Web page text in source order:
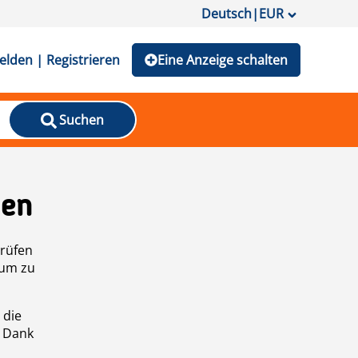
Deutsch|EUR
| Registrieren Eine Anzeige schalten
Suchen
zu
die